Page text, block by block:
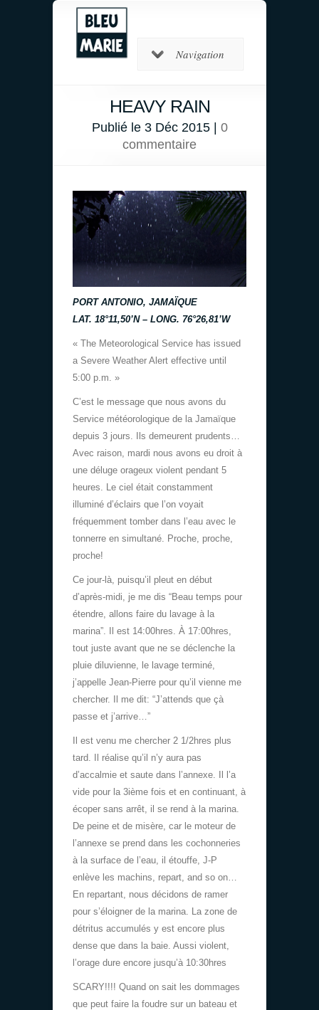
Navigation
HEAVY RAIN
Publié le 3 Déc 2015 | 0
commentaire
PORT ANTONIO, JAMAÏQUE
LAT. 18°11,50’N – LONG. 76°26,81’W
« The Meteorological Service has issued
a Severe Weather Alert effective until
5:00 p.m. »
C’est le message que nous avons du
Service météorologique de la Jamaïque
depuis 3 jours. Ils demeurent prudents…
Avec raison, mardi nous avons eu droit à
une déluge orageux violent pendant 5
heures. Le ciel était constamment
illuminé d’éclairs que l’on voyait
fréquemment tomber dans l’eau avec le
tonnerre en simultané. Proche, proche,
proche!
Ce jour-là, puisqu’il pleut en début
d’après-midi, je me dis “Beau temps pour
étendre, allons faire du lavage à la
marina”. Il est 14:00hres. À 17:00hres,
tout juste avant que ne se déclenche la
pluie diluvienne, le lavage terminé,
j’appelle Jean-Pierre pour qu’il vienne me
chercher. Il me dit: “J’attends que çà
passe et j’arrive…”
Il est venu me chercher 2 1/2hres plus
tard. Il réalise qu’il n’y aura pas
d’accalmie et saute dans l’annexe. Il l’a
vide pour la 3ième fois et en continuant, à
écoper sans arrêt, il se rend à la marina.
De peine et de misère, car le moteur de
l’annexe se prend dans les cochonneries
à la surface de l’eau, il étouffe, J-P
enlève les machins, repart, and so on…
En repartant, nous décidons de ramer
pour s’éloigner de la marina. La zone de
détritus accumulés y est encore plus
dense que dans la baie. Aussi violent,
l’orage dure encore jusqu’à 10:30hres
SCARY!!!! Quand on sait les dommages
que peut faire la foudre sur un bateau et